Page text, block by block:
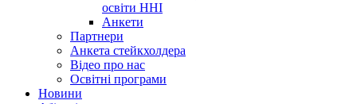
освіти ННІ
Анкети
Партнери
Анкета стейкхолдера
Відео про нас
Освітні програми
Hовини